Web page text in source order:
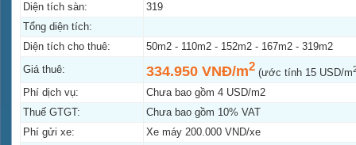
Diện tích sàn:
319
Tổng diện tích:
Diện tích cho thuê:
50m2 - 110m2 - 152m2 - 167m2 - 319m2
Giá thuê:
334.950 VNĐ/m2 (ước tính 15 USD/m
Phí dịch vụ:
Chưa bao gồm 4 USD/m2
Thuế GTGT:
Chưa bao gồm 10% VAT
Phí gửi xe:
Xe máy 200.000 VND/xe